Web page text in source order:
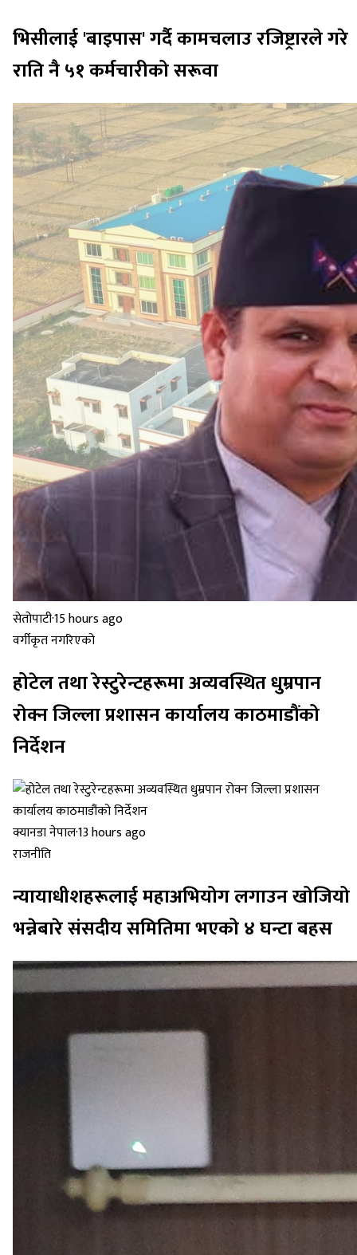
भिसीलाई 'बाइपास' गर्दै कामचलाउ रजिष्ट्रारले गरे
राति नै ५१ कर्मचारीको सरूवा
सेतोपाटी·15 hours ago
वर्गीकृत नगरिएको
होटेल तथा रेस्टुरेन्टहरूमा अव्यवस्थित धुम्रपान
रोक्न जिल्ला प्रशासन कार्यालय काठमाडौंको
निर्देशन
क्यानडा नेपाल·13 hours ago
राजनीति
न्यायाधीशहरूलाई महाअभियोग लगाउन खोजियो
भन्नेबारे संसदीय समितिमा भएको ४ घन्टा बहस